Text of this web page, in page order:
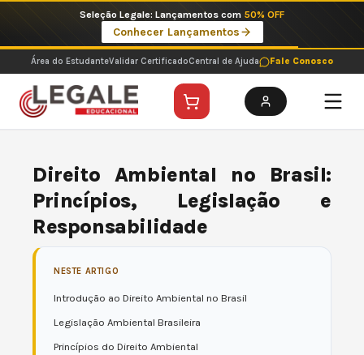
o
conteúdo
Seleção Legale: Lançamentos com 50% OFF
Conhecer Lançamentos
Área do EstudanteValidar CertificadoCentral de Ajuda Fale Conosco
Direito Ambiental no Brasil:
Princípios, Legislação e
Responsabilidade
NESTE ARTIGO
Introdução ao Direito Ambiental no Brasil
Legislação Ambiental Brasileira
Princípios do Direito Ambiental